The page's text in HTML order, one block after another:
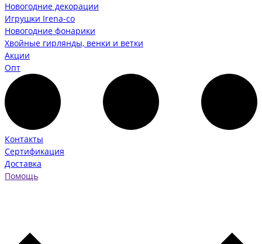
Новогодние декорации
Игрушки Irena-co
Новогодние фонарики
Хвойные гирлянды, венки и ветки
Акции
Опт
Контакты
Сертификация
Доставка
Помощь